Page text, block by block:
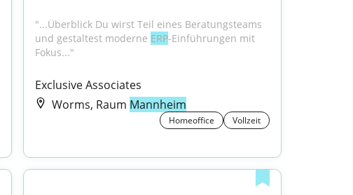
"...Überblick Du wirst Teil eines Beratungsteams
und gestaltest moderne ERP-Einführungen mit
Fokus..."
Exclusive Associates
Worms, Raum Mannheim
Homeoffice Vollzeit